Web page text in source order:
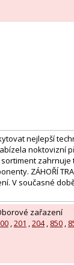
nejlepší
noktovizní
ZÁHOŘÍ
V současné
zařazení
,201 ,204, 850 ,